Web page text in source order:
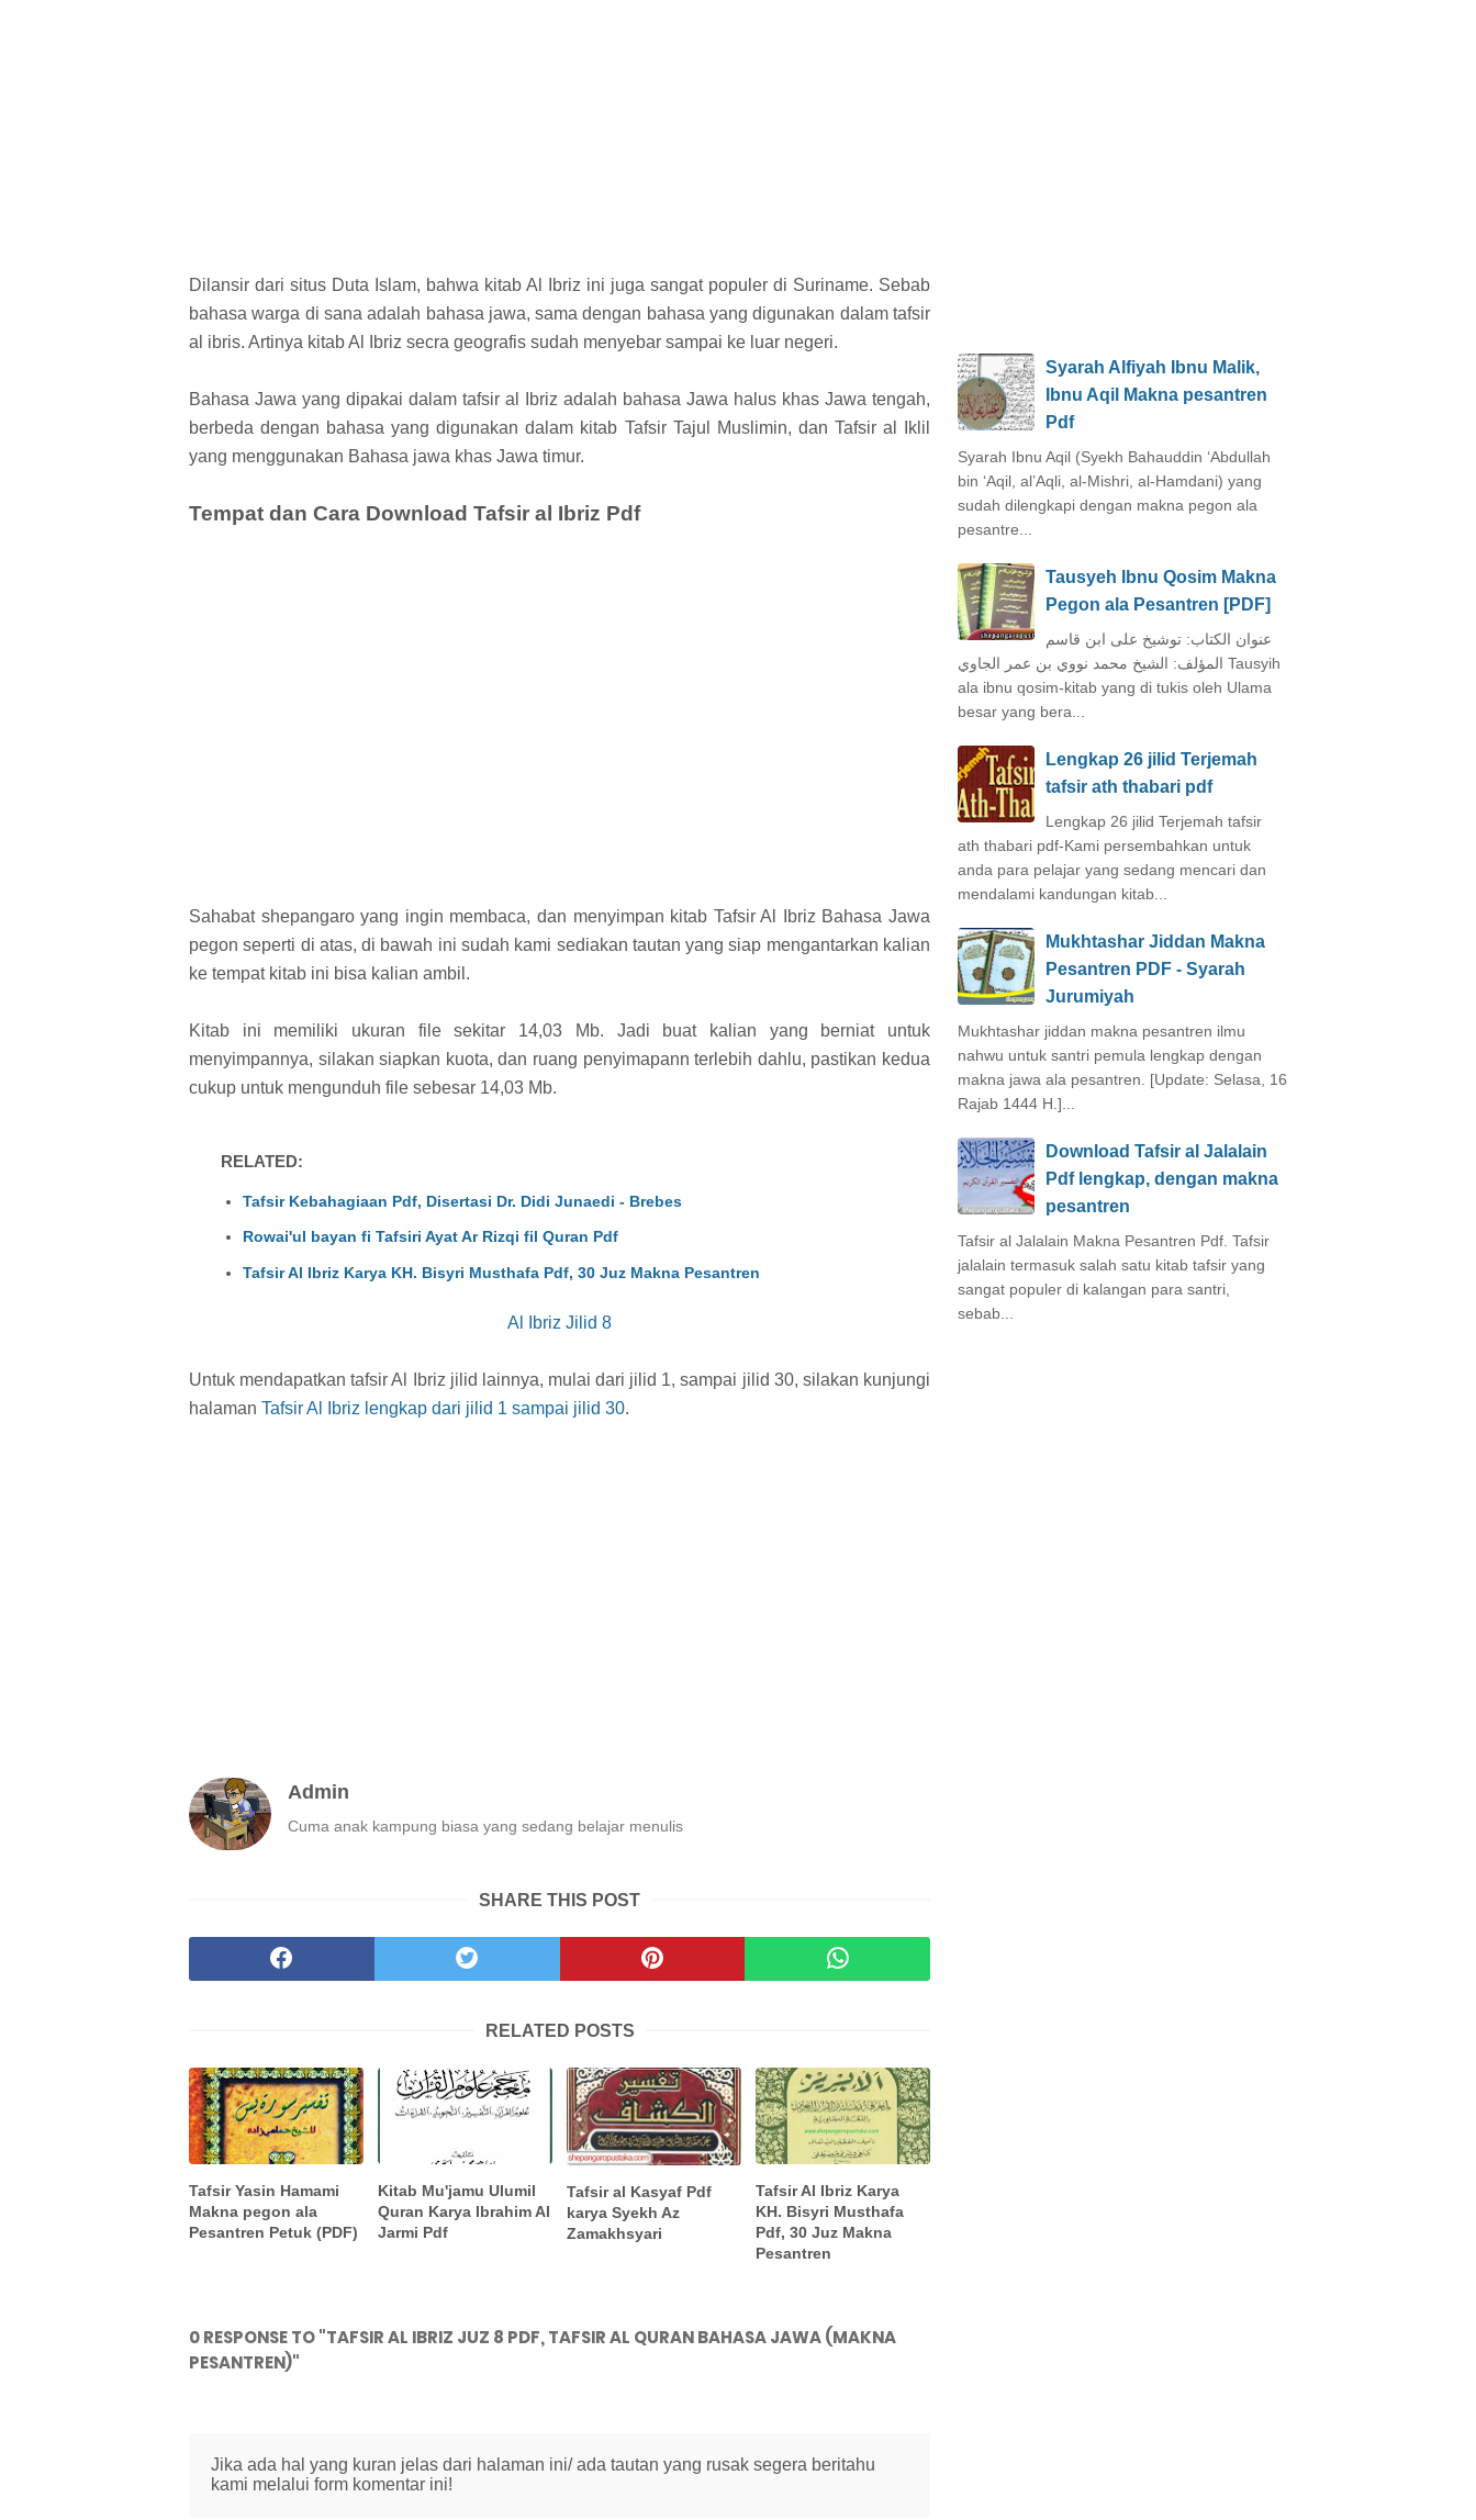
Dilansir dari situs Duta Islam, bahwa kitab Al Ibriz ini juga sangat populer di Suriname. Sebab
bahasa warga di sana adalah bahasa jawa, sama dengan bahasa yang digunakan dalam tafsir
al ibris. Artinya kitab Al Ibriz secra geografis sudah menyebar sampai ke luar negeri.
Bahasa Jawa yang dipakai dalam tafsir al Ibriz adalah bahasa Jawa halus khas Jawa tengah,
berbeda dengan bahasa yang digunakan dalam kitab Tafsir Tajul Muslimin, dan Tafsir al Iklil
yang menggunakan Bahasa jawa khas Jawa timur.
Tempat dan Cara Download Tafsir al Ibriz Pdf
Sahabat shepangaro yang ingin membaca, dan menyimpan kitab Tafsir Al Ibriz Bahasa Jawa
pegon seperti di atas, di bawah ini sudah kami sediakan tautan yang siap mengantarkan kalian
ke tempat kitab ini bisa kalian ambil.
Kitab ini memiliki ukuran file sekitar 14,03 Mb. Jadi buat kalian yang berniat untuk
menyimpannya, silakan siapkan kuota, dan ruang penyimapann terlebih dahlu, pastikan kedua
cukup untuk mengunduh file sebesar 14,03 Mb.
RELATED:
Tafsir Kebahagiaan Pdf, Disertasi Dr. Didi Junaedi - Brebes
Rowai'ul bayan fi Tafsiri Ayat Ar Rizqi fil Quran Pdf
Tafsir Al Ibriz Karya KH. Bisyri Musthafa Pdf, 30 Juz Makna Pesantren
Al Ibriz Jilid 8
Untuk mendapatkan tafsir Al Ibriz jilid lainnya, mulai dari jilid 1, sampai jilid 30, silakan kunjungi
halaman Tafsir Al Ibriz lengkap dari jilid 1 sampai jilid 30.
Admin
Cuma anak kampung biasa yang sedang belajar menulis
SHARE THIS POST
RELATED POSTS
Tafsir Yasin Hamami
Makna pegon ala
Pesantren Petuk (PDF)
Kitab Mu'jamu Ulumil
Quran Karya Ibrahim Al
Jarmi Pdf
Tafsir al Kasyaf Pdf
karya Syekh Az
Zamakhsyari
Tafsir Al Ibriz Karya
KH. Bisyri Musthafa
Pdf, 30 Juz Makna
Pesantren
0 RESPONSE TO "TAFSIR AL IBRIZ JUZ 8 PDF, TAFSIR AL QURAN BAHASA JAWA (MAKNA
PESANTREN)"
Jika ada hal yang kuran jelas dari halaman ini/ ada tautan yang rusak segera beritahu
kami melalui form komentar ini!
Syarah Alfiyah Ibnu Malik,
Ibnu Aqil Makna pesantren
Pdf
Syarah Ibnu Aqil (Syekh Bahauddin ‘Abdullah
bin ‘Aqil, al’Aqli, al-Mishri, al-Hamdani) yang
sudah dilengkapi dengan makna pegon ala
pesantre...
Tausyeh Ibnu Qosim Makna
Pegon ala Pesantren [PDF]
عنوان الكتاب: توشيخ على ابن قاسم
المؤلف: الشيخ محمد نووي بن عمر الجاوي Tausyih
ala ibnu qosim-kitab yang di tukis oleh Ulama
besar yang bera...
Lengkap 26 jilid Terjemah
tafsir ath thabari pdf
Lengkap 26 jilid Terjemah tafsir
ath thabari pdf-Kami persembahkan untuk
anda para pelajar yang sedang mencari dan
mendalami kandungan kitab...
Mukhtashar Jiddan Makna
Pesantren PDF - Syarah
Jurumiyah
Mukhtashar jiddan makna pesantren ilmu
nahwu untuk santri pemula lengkap dengan
makna jawa ala pesantren. [Update: Selasa, 16
Rajab 1444 H.]...
Download Tafsir al Jalalain
Pdf lengkap, dengan makna
pesantren
Tafsir al Jalalain Makna Pesantren Pdf. Tafsir
jalalain termasuk salah satu kitab tafsir yang
sangat populer di kalangan para santri,
sebab...